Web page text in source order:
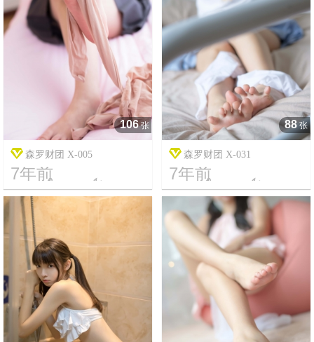
106 张
森罗财团 X-005
7年前
10 2814
88 张
森罗财团 X-031
7年前
10 3156